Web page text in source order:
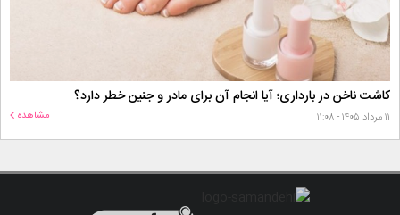
کاشت ناخن در بارداری؛ آیا انجام آن برای مادر و جنین خطر دارد؟
۱۱ مرداد ۱۴۰۵ - ۱۱:۰۸ مشاهده